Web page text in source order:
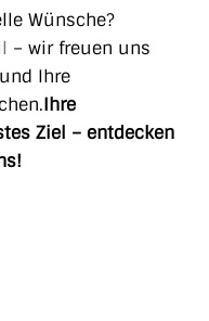
Wünsche?
– wir freuen uns
Ihre
Ihre
Ziel – entdecken